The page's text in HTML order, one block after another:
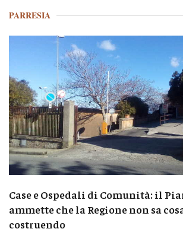
PARRESIA
Case e Ospedali di Comunità: il
ammette che la Regione non sa
costruendo